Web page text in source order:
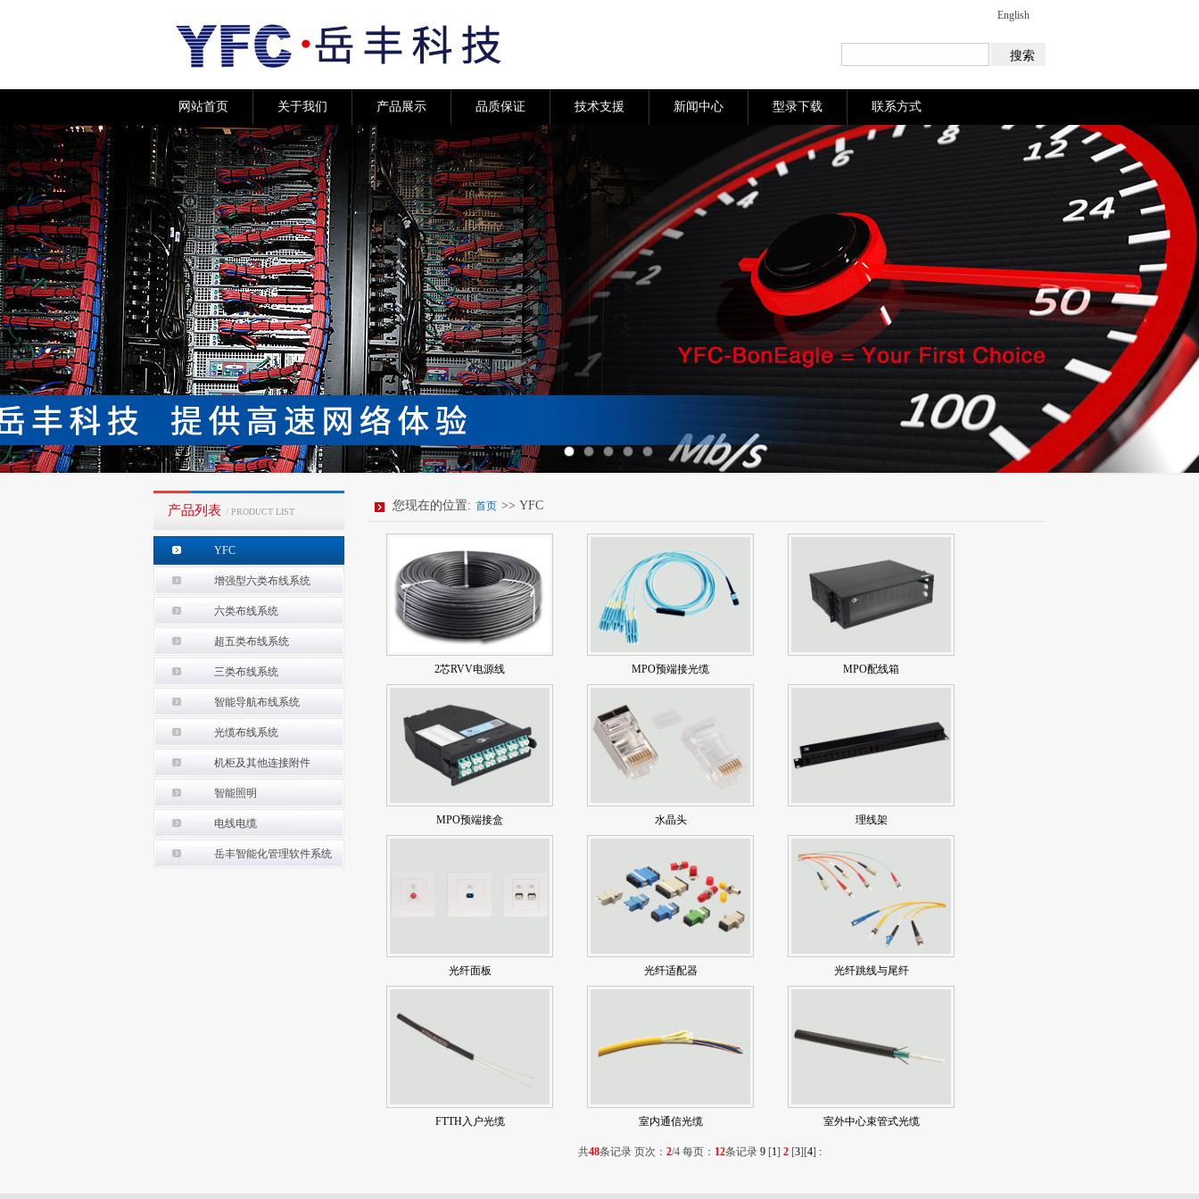
English
网站首页 关于我们 产品展示 品质保证 技术支援 新闻中心 型录下载 联系方式
产品列表 / PRODUCT LIST
YFC
增强型六类布线系统
六类布线系统
超五类布线系统
三类布线系统
智能导航布线系统
光缆布线系统
机柜及其他连接附件
智能照明
电线电缆
岳丰智能化管理软件系统
您现在的位置: 首页 >> YFC
2芯RVV电源线 MPO预端接光缆 MPO配线箱
MPO预端接盒 水晶头 理线架
光纤面板 光纤适配器 光纤跳线与尾纤
FTTH入户光缆 室内通信光缆 室外中心束管式光缆
共48条记录 页次： 2/4 每页： 12条记录 9 [1] 2 [3][4] :